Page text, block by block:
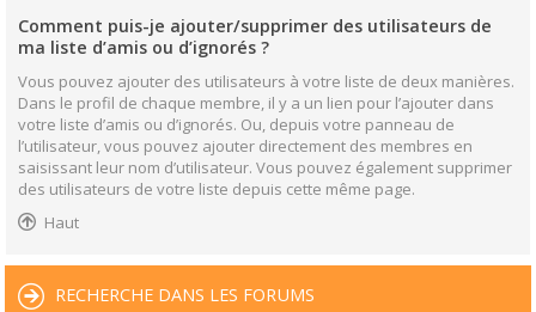
Comment puis-je ajouter/supprimer des utilisateurs de
ma liste d’amis ou d’ignorés ?
Vous pouvez ajouter des utilisateurs à votre liste de deux manières.
Dans le profil de chaque membre, il y a un lien pour l’ajouter dans
votre liste d’amis ou d’ignorés. Ou, depuis votre panneau de
l’utilisateur, vous pouvez ajouter directement des membres en
saisissant leur nom d’utilisateur. Vous pouvez également supprimer
des utilisateurs de votre liste depuis cette même page.
Haut
RECHERCHE DANS LES FORUMS